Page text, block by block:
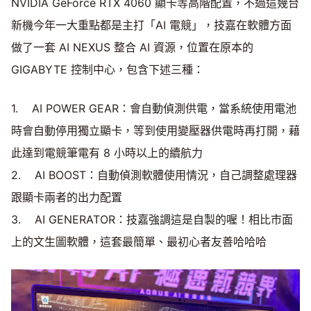
新機今年一大重點都是主打「AI 電競」，技嘉在軟體方面
做了一套 AI NEXUS 整合 AI 資源，位置在原本的
GIGABYTE 控制中心，包含下述三種：
1. AI POWER GEAR：會自動偵測供電，當系統使用電池
時會自動停用獨立顯卡，等到使用變壓器供電時再打開，藉
此達到電競筆電有 8 小時以上的續航力
2. AI BOOST：自動偵測軟體使用情況，自己調整處理器
跟顯卡兩者的出力配置
3. AI GENERATOR：技嘉強調這是自製的喔！相比市面
上的文生圖軟體，這套最簡單、最初心者友善哈哈哈